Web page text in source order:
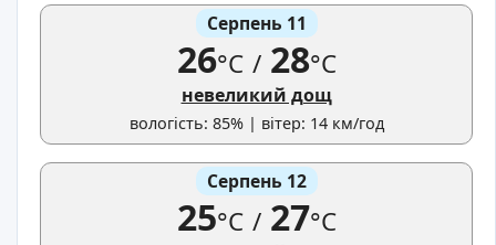
Серпень 11
26°C /28°C
невеликий дощ
вологість: 85% | вітер: 14 км/год
Серпень 12
25°C /27°C